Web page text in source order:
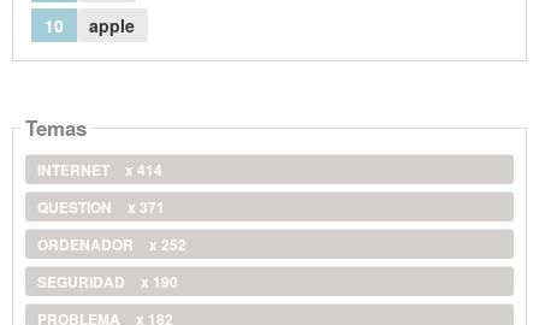
10
apple
Temas
INTERNET
x 414
QUESTION
x 371
ORDENADOR
x 252
SEGURIDAD
x 190
PROBLEMA
x 182